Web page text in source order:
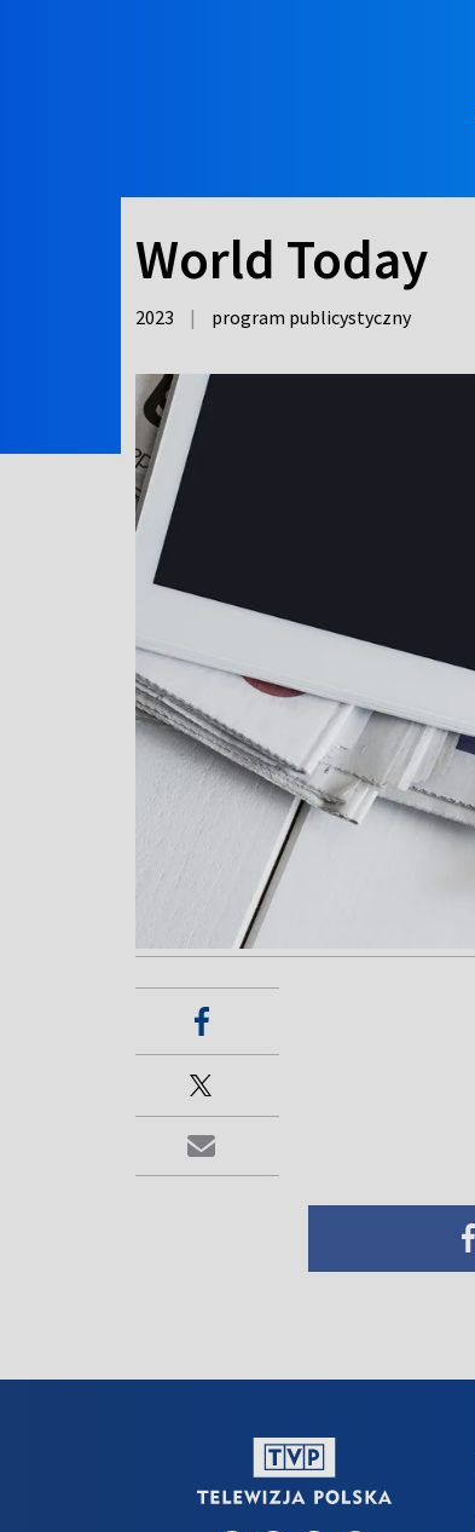
World Today
2023 | program publicystyczny